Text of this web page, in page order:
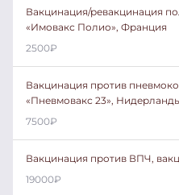
Вакцинация/ревакцинация
«Имовакс Полио», Франция
2500₽
Вакцинация против
«Пневмовакс 23»,
7500₽
Вакцинация против ВПЧ,
19000₽